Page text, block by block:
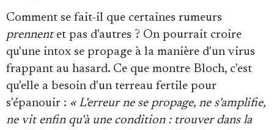
Comment se fait-il que certaines rumeurs
prennentet pas d'autres ? On pourrait croire
qu'une intox se propage à la manière d'un virus
frappant au hasard. Ce que montre Bloch, c'est
qu'elle a besoin d'un terreau fertile pour
s'épanouir : « L'erreur ne se propage, ne s'amplifie,
ne vit enfin qu'à une condition : trouver dans la